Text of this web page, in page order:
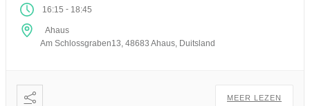
16:15 - 18:45
Ahaus
Am Schlossgraben13, 48683 Ahaus, Duitsland
MEER LEZEN